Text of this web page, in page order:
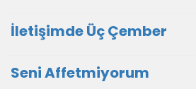
İletişimde Üç Çember
Seni Affetmiyorum